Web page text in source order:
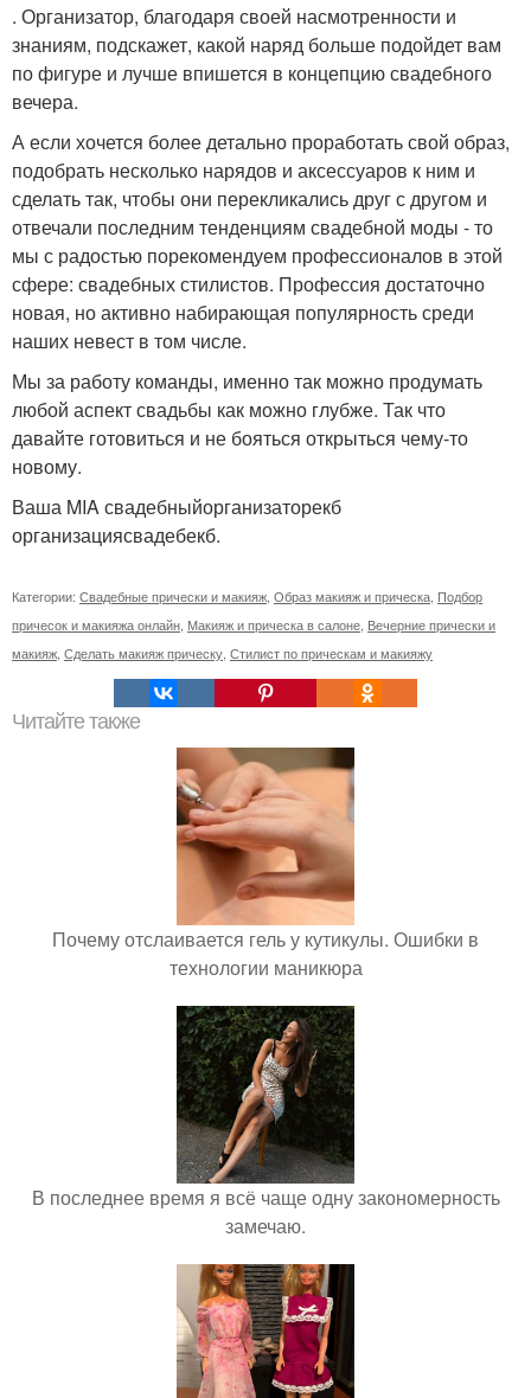
. Организатор, благодаря своей насмотренности и
знаниям, подскажет, какой наряд больше подойдет вам
по фигуре и лучше впишется в концепцию свадебного
вечера.
А если хочется более детально проработать свой образ,
подобрать несколько нарядов и аксессуаров к ним и
сделать так, чтобы они перекликались друг с другом и
отвечали последним тенденциям свадебной моды - то
мы с радостью порекомендуем профессионалов в этой
сфере: свадебных стилистов. Профессия достаточно
новая, но активно набирающая популярность среди
наших невест в том числе.
Мы за работу команды, именно так можно продумать
любой аспект свадьбы как можно глубже. Так что
давайте готовиться и не бояться открыться чему-то
новому.
Ваша MIA свадебныйорганизаторекб
организациясвадебекб.
Категории: Свадебные прически и макияж Образ макияж и прическа Подбор
причесок и макияжа онлайн Макияж и прическа в салоне Вечерние прически и
макияж Сделать макияж прическу Стилист по прическам и макияжу
Читайте также
Почему отслаивается гель у кутикулы. Ошибки в
технологии маникюра
В последнее время я всё чаще одну закономерность
замечаю.